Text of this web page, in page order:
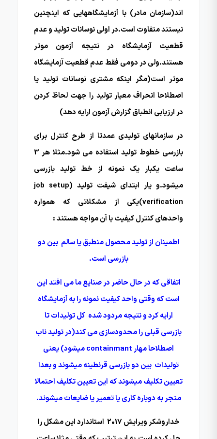
اند(سازمان مادر) با آزمایشگاههایی که اینچنین
نیستند متفاوت است.در اولی نوسانات تولید و عدم
قطعیت آزمایشگاه در نتیجه آزمون موثر
هستند.ولی در دومی فقط عدم قطعیت آزمایشگاه
موثر است(مگر اینکه مشتری نوسانات تولید یا
اصطلاحا انحراف معیار تولید را جهت لحاظ کردن
در ارزیابی انطباق گزارش آزمون ارایه دهد)
در سازمانهای تولیدی عمدتا از طرح کنترل برای
بازرسی خطوط تولید استفاده می شود.مثلا هر 3
ساعت یکبار یک نمونه از خط تولید بازرسی
میشود.و یار ابتدای شیفت تولید (job setup
verification)یکی از مشکلاتی که همواره
واحدهای کنترل کیفیت با آن مواجه هستند :
اطمینان از تولید محصول منطبق یا سالم بین دو
بازرسی است.
اتفاقی که در حال حاضر در صنایع ما می افتد این
است که وقتی واحد کیفیت نمونه را به آزمایشگاه
ارایه کرد و نتیجه مردود شده کل تولیدات تا
بازرسی قبلی را محدودسازی می کند(در تولید ناب
اصطلاحا مهار
containmant میشود) یعنی
تولیدات بین دو بازرسی قرنطینه میشوند و بعدا
تعیین تکلیف میشوند که این تعیین تکلیف احتمالا
منجر به دوباره کاری یا تعمیر یا ضایعات میشوند.
خداروشکر ویرایش 2017 استاندارد این مشکل را